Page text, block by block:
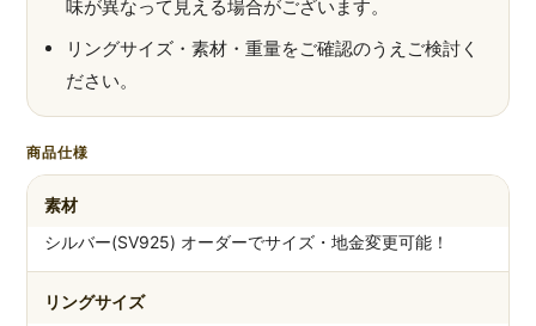
味が異なって見える場合がございます。
リングサイズ・素材・重量をご確認のうえご検討く
ださい。
商品仕様
素材
シルバー(SV925) オーダーでサイズ・地金変更可能！
リングサイズ